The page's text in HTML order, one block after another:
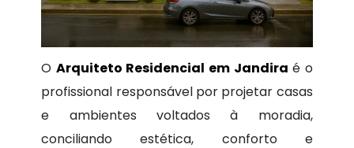
O Arquiteto Residencial em Jandira é o
profissional responsável por projetar casas
e ambientes voltados à moradia,
conciliando estética, conforto e